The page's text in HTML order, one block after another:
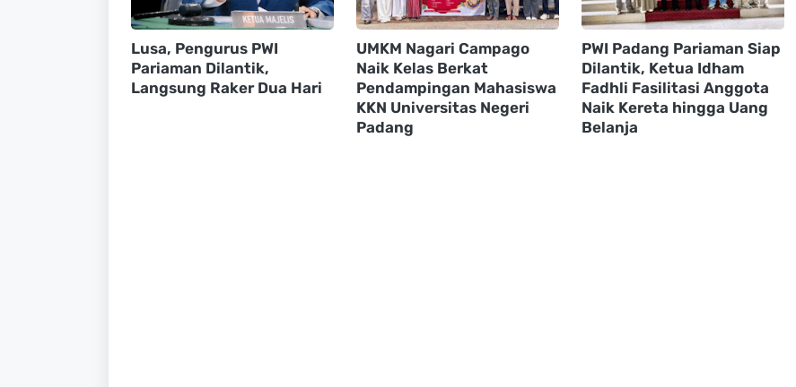
Lusa, Pengurus PWI
Pariaman Dilantik,
Langsung Raker Dua Hari
UMKM Nagari Campago
Naik Kelas Berkat
Pendampingan Mahasiswa
KKN Universitas Negeri
Padang
PWI Padang Pariaman Siap
Dilantik, Ketua Idham
Fadhli Fasilitasi Anggota
Naik Kereta hingga Uang
Belanja